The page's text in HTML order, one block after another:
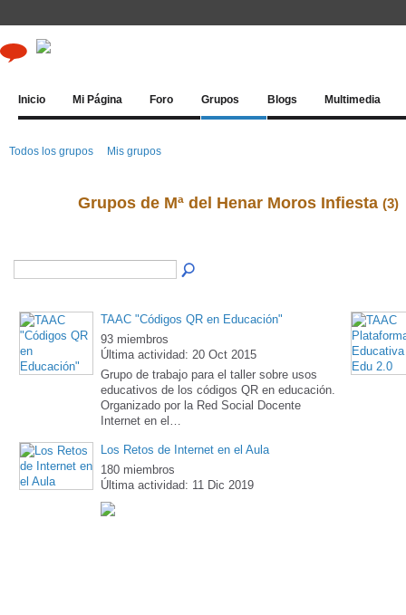
Inicio Mi Página Foro Grupos Blogs Multimedia
Todos los grupos Mis grupos
Grupos de Mª del Henar Moros Infiesta (3)
TAAC "Códigos QR en Educación"
93 miembros
Última actividad: 20 Oct 2015
Grupo de trabajo para el taller sobre usos
educativos de los códigos QR en educación.
Organizado por la Red Social Docente
Internet en el…
Los Retos de Internet en el Aula
180 miembros
Última actividad: 11 Dic 2019